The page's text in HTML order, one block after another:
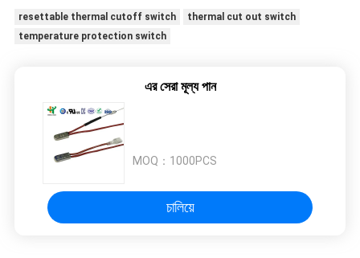
resettable thermal cutoff switch
thermal cut out switch
temperature protection switch
এর সেরা মূল্য পান
MOQ： 1000PCS
চালিয়ে